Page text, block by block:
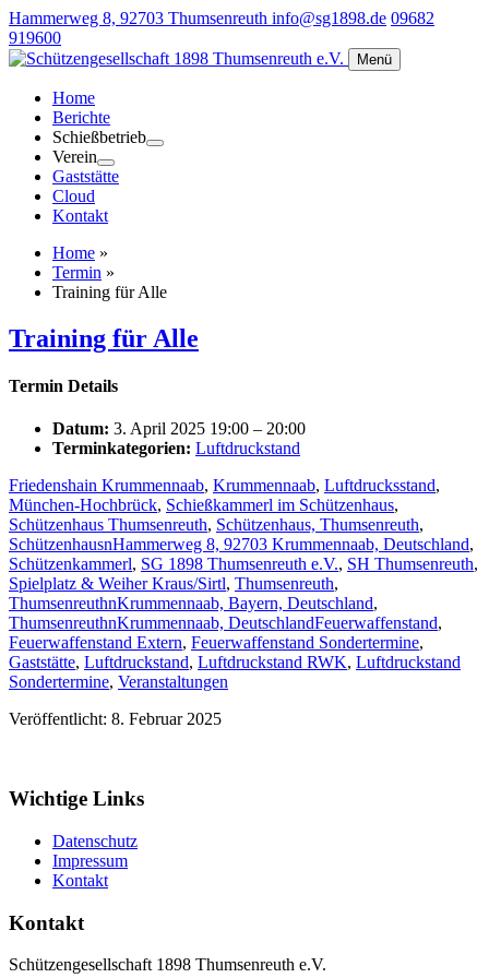
Hammerweg 8, 92703 Thumsenreuth info@sg1898.de 09682
919600
Menü
Home
Berichte
Schießbetrieb
Verein
Gaststätte
Cloud
Kontakt
Home »
Termin »
Training für Alle
Training für Alle
Termin Details
Datum: 3. April 2025 19:00 – 20:00
Terminkategorien: Luftdruckstand
Friedenshain Krummennaab, Krummennaab, Luftdrucksstand,
München-Hochbrück, Schießkammerl im Schützenhaus,
Schützenhaus Thumsenreuth, Schützenhaus, Thumsenreuth,
SchützenhausnHammerweg 8, 92703 Krummennaab, Deutschland,
Schützenkammerl, SG 1898 Thumsenreuth e.V., SH Thumsenreuth,
Spielplatz & Weiher Kraus/Sirtl, Thumsenreuth,
ThumsenreuthnKrummennaab, Bayern, Deutschland,
ThumsenreuthnKrummennaab, DeutschlandFeuerwaffenstand,
Feuerwaffenstand Extern, Feuerwaffenstand Sondertermine,
Gaststätte, Luftdruckstand, Luftdruckstand RWK, Luftdruckstand
Sondertermine, Veranstaltungen
Veröffentlicht: 8. Februar 2025
Wichtige Links
Datenschutz
Impressum
Kontakt
Kontakt
Schützengesellschaft 1898 Thumsenreuth e.V.